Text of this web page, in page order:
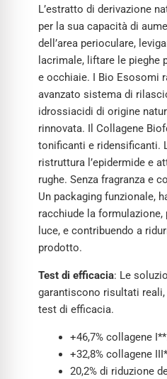
L’estratto di derivazione
per la sua capacità di
dell’area perioculare,
lacrimale, liftare le pieghe
e occhiaie. I Bio Esosomi
avanzato sistema di
idrossiacidi di origine
rinnovata. Il Collagene
tonificanti e ridensificanti.
ristruttura l’epidermide e
rughe. Senza fragranza e
Un packaging funzionale,
racchiude la formulazione,
luce, e contribuendo a
prodotto.
Test di efficacia: Le
garantiscono risultati
test di efficacia.
+46,7% collagene
+32,8% collagene
20,2% di riduzione